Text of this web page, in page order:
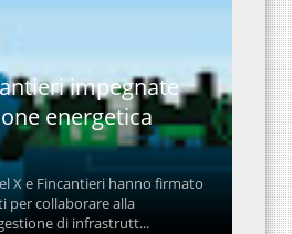
impegnate
energetica
X e Fincantieri hanno firmato
per collaborare alla
di infrastrutt...